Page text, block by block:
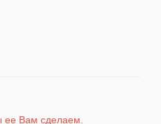
ее Вам сделаем.